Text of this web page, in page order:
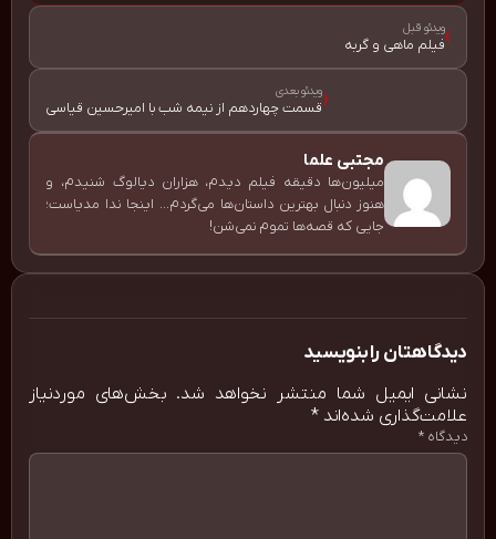
›ویدئو قبل
فیلم ماهی و گربه
ویدئو بعدی
قسمت چهاردهم از نیمه شب با امیرحسین قیاسی‹
مجتبی علما
میلیون‌ها دقیقه فیلم دیدم، هزاران دیالوگ شنیدم، و
هنوز دنبال بهترین داستان‌ها می‌گردم... اینجا ندا مدیاست؛
جایی که قصه‌ها تموم نمی‌شن!
دیدگاهتان را بنویسید
نشانی ایمیل شما منتشر نخواهد شد. بخش‌های موردنیاز
علامت‌گذاری شده‌اند *
دیدگاه *